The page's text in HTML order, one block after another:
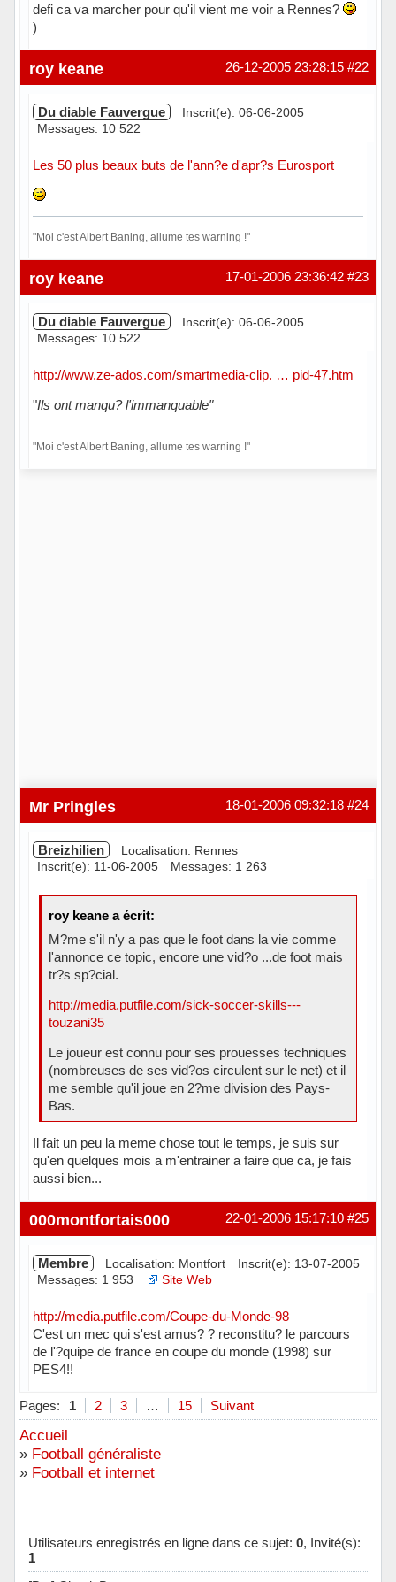
defi ca va marcher pour qu'il vient me voir a Rennes?
)
Hors ligne #22
26-12-2005 23:28:15
roy keane
Du diable Fauvergue
Inscrit(e): 06-06-2005
Messages: 10 522
Les 50 plus beaux buts de l'ann?e d'apr?s Eurosport
"Moi c'est Albert Baning, allume tes warning !"
Hors ligne #23
17-01-2006 23:36:42
roy keane
Du diable Fauvergue
Inscrit(e): 06-06-2005
Messages: 10 522
http://www.ze-ados.com/smartmedia-clip. … pid-47.htm
"Ils ont manqu? l'immanquable"
"Moi c'est Albert Baning, allume tes warning !"
#24
18-01-2006 09:32:18
Mr Pringles
Breizhilien
Localisation: Rennes
Inscrit(e): 11-06-2005
Messages: 1 263
roy keane a écrit:
M?me s'il n'y a pas que le foot dans la vie comme
l'annonce ce topic, encore une vid?o ...de foot mais
tr?s sp?cial.
http://media.putfile.com/sick-soccer-skills---
touzani35
Le joueur est connu pour ses prouesses techniques
(nombreuses de ses vid?os circulent sur le net) et il
me semble qu'il joue en 2?me division des Pays-
Bas.
Il fait un peu la meme chose tout le temps, je suis sur
qu'en quelques mois a m'entrainer a faire que ca, je fais
aussi bien...
Hors ligne #25
22-01-2006 15:17:10
000montfortais000
Membre Localisation: Montfort
Inscrit(e): 13-07-2005
Messages: 1 953
Site Web
http://media.putfile.com/Coupe-du-Monde-98
C'est un mec qui s'est amus? ? reconstitu? le parcours
de l'?quipe de france en coupe du monde (1998) sur
PES4!!
Hors ligne
Pages: 1 2 3 … 15 Suivant
Accueil
» Football généraliste
» Football et internet
Utilisateurs enregistrés en ligne dans ce sujet: 0, Invité(s):
1